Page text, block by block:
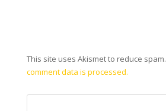
This site uses Akismet to reduce spam.
comment data is processed.